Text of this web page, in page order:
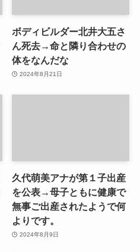
ボディビルダー北井大五さ
ん死去→命と隣り合わせの
体をなんだな
2024年8月21日
久代萌美アナが第１子出産
を公表→母子ともに健康で
無事ご出産されたようで何
よりです。
2024年8月9日